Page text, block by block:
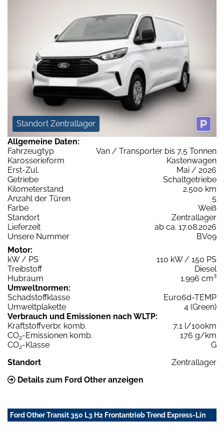
Standort Zentrallager
Allgemeine Daten:
Fahrzeugtyp
Van / Transporter bis 7,5 Tonnen
Karosserieform
Kastenwagen
Erst-Zul.
Mai / 2026
Getriebe
Schaltgetriebe
Kilometerstand
2.500 km
Anzahl der Türen
5
Farbe
Weiß
Standort
Zentrallager
Lieferzeit
ab ca. 17.08.2026
Unsere Nummer
BV09
Motor:
kW / PS
110 kW / 150 PS
Treibstoff
Diesel
Hubraum
1.996 cm³
Umweltnormen:
Schadstoffklasse
Euro6d-TEMP
Umweltplakette
4 (Green)
Verbrauch und Emissionen nach WLTP:
Kraftstoffverbr. komb.
7,1 l/100km
CO2-Emissionen komb.
176 g/km
CO2-Klasse
G
Standort
Zentrallager
Details zum Ford Other anzeigen
Ford Other Transit 350 L3 H2 Frontantrieb Trend Express-Lin